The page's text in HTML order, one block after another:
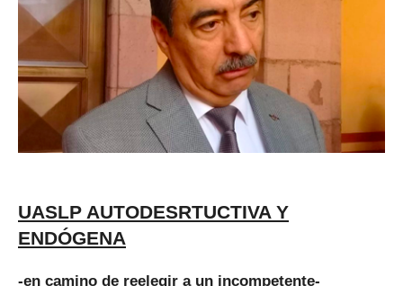
UASLP AUTODESRTUCTIVA Y
ENDÓGENA
-en camino de reelegir a un incompetente-